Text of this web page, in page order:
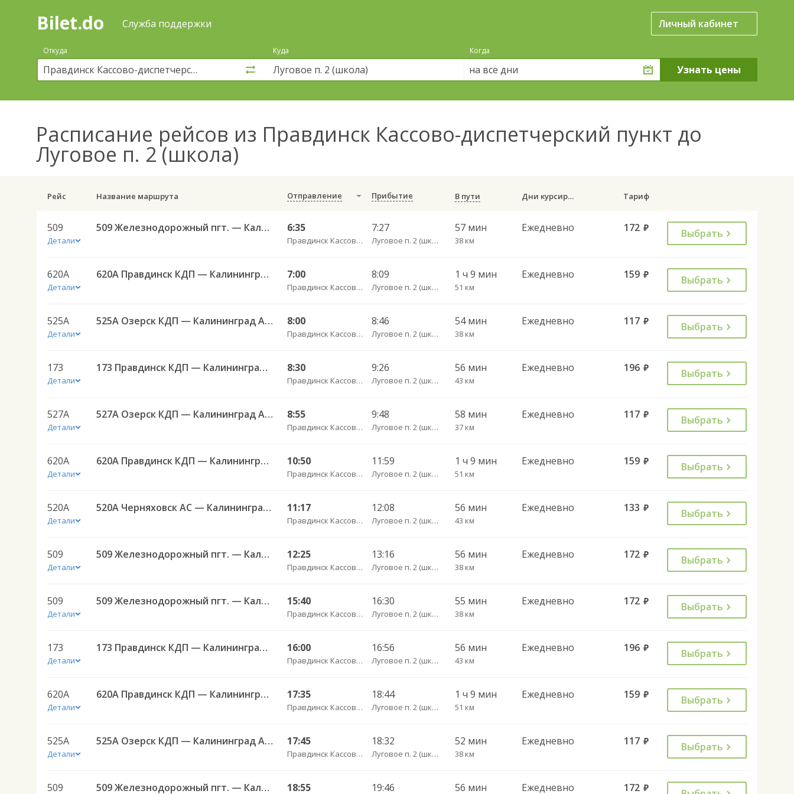
Поиск
покупка
билетов
автобус
онлайн
Bilet.do Служба поддержки Личный кабинет
Откуда Куда Когда
на все дни
Расписание рейсов из Правдинск Кассово-диспетчерский пункт до
Луговое п. 2 (школа)
Рейс Название маршрута Отправление Прибытие В пути Дни курсирования Тариф
509
Детали
509 Железнодорожный пгт. — Калининград АВ ч/з Правдинск КДП 6:35
Правдинск Кассово-диспетчерский пункт
7:27
Луговое п. 2 (школа)
57 мин
38 км
Ежедневно 172 руб. Выбрать
620А
Детали
620А Правдинск КДП — Калининград АВ 7:00
Правдинск Кассово-диспетчерский пункт
8:09
Луговое п. 2 (школа)
1 ч 9 мин
51 км
Ежедневно 159 руб. Выбрать
525А
Детали
525А Озерск КДП — Калининград АВ ч/з Правдинск КДП 8:00
Правдинск Кассово-диспетчерский пункт
8:46
Луговое п. 2 (школа)
54 мин
38 км
Ежедневно 117 руб. Выбрать
173
Детали
173 Правдинск КДП — Калининград АВ 8:30
Правдинск Кассово-диспетчерский пункт
9:26
Луговое п. 2 (школа)
56 мин
43 км
Ежедневно 196 руб. Выбрать
527А
Детали
527А Озерск КДП — Калининград АВ ч/з Правдинск КДП 8:55
Правдинск Кассово-диспетчерский пункт
9:48
Луговое п. 2 (школа)
58 мин
37 км
Ежедневно 117 руб. Выбрать
620А
Детали
620А Правдинск КДП — Калининград АВ 10:50
Правдинск Кассово-диспетчерский пункт
11:59
Луговое п. 2 (школа)
1 ч 9 мин
51 км
Ежедневно 159 руб. Выбрать
520А
Детали
520А Черняховск АС — Калининград АВ 11:17
Правдинск Кассово-диспетчерский пункт
12:08
Луговое п. 2 (школа)
56 мин
43 км
Ежедневно 133 руб. Выбрать
509
Детали
509 Железнодорожный пгт. — Калининград АВ ч/з Правдинск КДП 12:25
Правдинск Кассово-диспетчерский пункт
13:16
Луговое п. 2 (школа)
56 мин
38 км
Ежедневно 172 руб. Выбрать
509
Детали
509 Железнодорожный пгт. — Калининград АВ ч/з Правдинск КДП 15:40
Правдинск Кассово-диспетчерский пункт
16:30
Луговое п. 2 (школа)
55 мин
38 км
Ежедневно 172 руб. Выбрать
173
Детали
173 Правдинск КДП — Калининград АВ 16:00
Правдинск Кассово-диспетчерский пункт
16:56
Луговое п. 2 (школа)
56 мин
43 км
Ежедневно 196 руб. Выбрать
620А
Детали
620А Правдинск КДП — Калининград АВ 17:35
Правдинск Кассово-диспетчерский пункт
18:44
Луговое п. 2 (школа)
1 ч 9 мин
51 км
Ежедневно 159 руб. Выбрать
525А
Детали
525А Озерск КДП — Калининград АВ ч/з Правдинск КДП 17:45
Правдинск Кассово-диспетчерский пункт
18:32
Луговое п. 2 (школа)
52 мин
38 км
Ежедневно 117 руб. Выбрать
509 509 Железнодорожный пгт. — Калининград АВ ч/з Правдинск КДП 18:55 19:46 56 мин Ежедневно 172 руб.